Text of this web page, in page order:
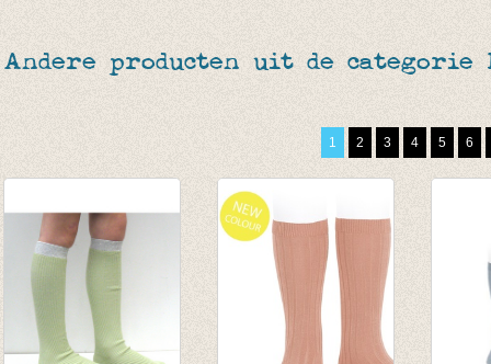
Andere producten uit de categorie
1 2 3 4 5 6